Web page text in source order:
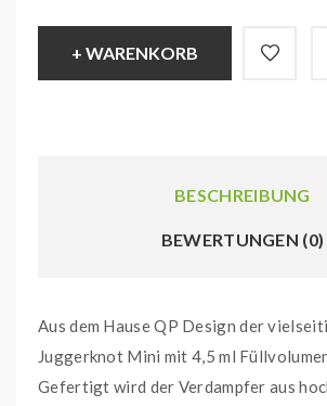
+ WARENKORB
BESCHREIBUNG
BEWERTUNGEN (0)
Aus dem Hause QP Design der
Juggerknot Mini mit 4,5 ml
Gefertigt wird der Verdampfer aus